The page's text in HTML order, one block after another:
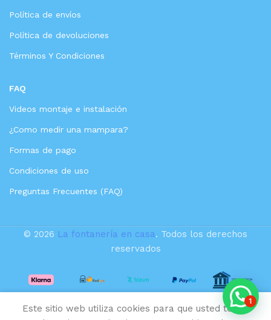
Política de envíos
Política de devoluciones
Términos Y Condiciones
FAQ
Videos montaje e instalación
¿Como medir una mampara?
Formas de pago
Condiciones de uso
Preguntas Frecuentes (FAQ)
© 2026 La fontanería en casa. Todos los derechos
reservados
Este sitio web utiliza cookies para que usted tenga
monomando 180,29€
Añadir al
1